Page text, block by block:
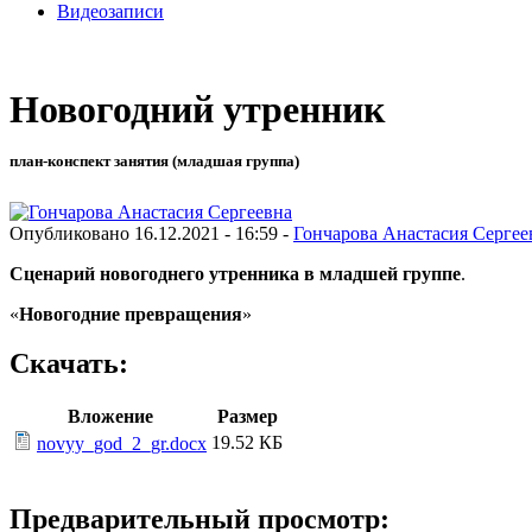
Видеозаписи
Новогодний утренник
план-конспект занятия (младшая группа)
Опубликовано 16.12.2021 - 16:59 - Гончарова Анастасия
Сценарий новогоднего утренника в младшей группе.
«Новогодние превращения»
Скачать:
Вложение
Размер
novyy_god_2_gr.docx 19.52 КБ
Предварительный просмотр: